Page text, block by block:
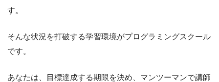
す。
そんな状況を打破する学習環境がプログラミングスクール
です。
あなたは、目標達成する期限を決め、マンツーマンで講師